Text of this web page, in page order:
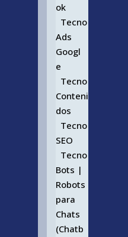
ok
Tecno
Ads
Googl
e
Tecno
Conteni
dos
Tecno
SEO
Tecno
Bots |
Robots
para
Chats
(Chatb